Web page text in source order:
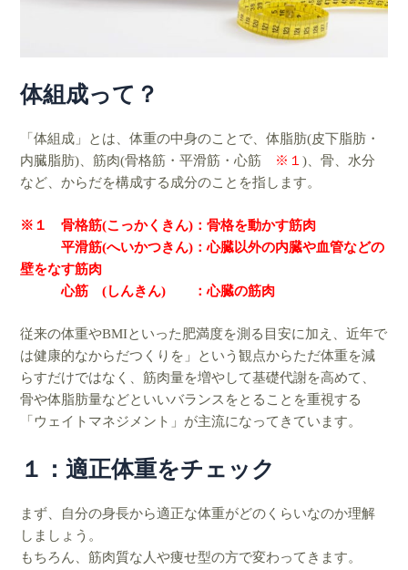
体組成って？
「体組成」とは、体重の中身のことで、体脂肪(皮下脂肪・
内臓脂肪)、筋肉(骨格筋・平滑筋・心筋 ※１)、骨、水分
など、からだを構成する成分のことを指します。
※１ 骨格筋(こっかくきん)：骨格を動かす筋肉
平滑筋(へいかつきん)：心臓以外の内臓や血管などの
壁をなす筋肉
心筋 (しんきん) ：心臓の筋肉
従来の体重やBMIといった肥満度を測る目安に加え、近年で
は健康的なからだつくりを」という観点からただ体重を減
らすだけではなく、筋肉量を増やして基礎代謝を高めて、
骨や体脂肪量などといいバランス をとることを重視する
「ウェイトマネジメント」が主流になってきています。
１：適正体重をチェック
まず、自分の身長から適正な体重がどのくらいなのか理解
しましょう。
もちろん、筋肉質な人や痩せ型の方で変わってきます。